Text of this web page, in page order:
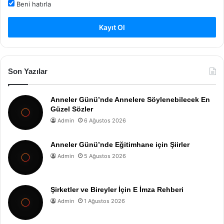
Beni hatırla
Kayıt Ol
Son Yazılar
Anneler Günü’nde Annelere Söylenebilecek En
Güzel Sözler
Admin 6 Ağustos 2026
Anneler Günü’nde Eğitimhane için Şiirler
Admin 5 Ağustos 2026
Şirketler ve Bireyler İçin E İmza Rehberi
Admin 1 Ağustos 2026